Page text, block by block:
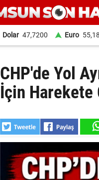
Dolar 47,7200 Euro
CHP'de Yol
İçin Harekete